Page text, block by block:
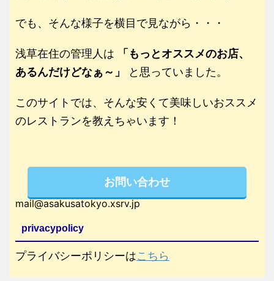
でも、そんな様子を横目で見ながら・・・
浅草在住の管理人は
「もっとオススメのお店、
あるんだけどなぁ～」
と思っていました。
このサイトでは、そんな安くて美味しいおススメ
のレストランを教えちゃいます！
お問い合わせ
mail@asakusatokyo.xsrv.jp
privacypolicy
プライバシーポリシーはこちら